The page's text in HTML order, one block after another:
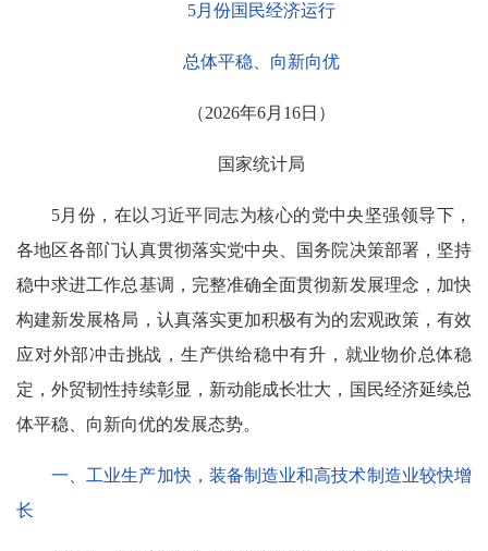
5月份国民经济运行
总体平稳、向新向优
（2026年6月16日）
国家统计局
5月份，在以习近平同志为核心的党中央坚强领导下，
各地区各部门认真贯彻落实党中央、国务院决策部署，坚持
稳中求进工作总基调，完整准确全面贯彻新发展理念，加快
构建新发展格局，认真落实更加积极有为的宏观政策，有效
应对外部冲击挑战，生产供给稳中有升，就业物价总体稳
定，外贸韧性持续彰显，新动能成长壮大，国民经济延续总
体平稳、向新向优的发展态势。
一、工业生产加快，装备制造业和高技术制造业较快增
长